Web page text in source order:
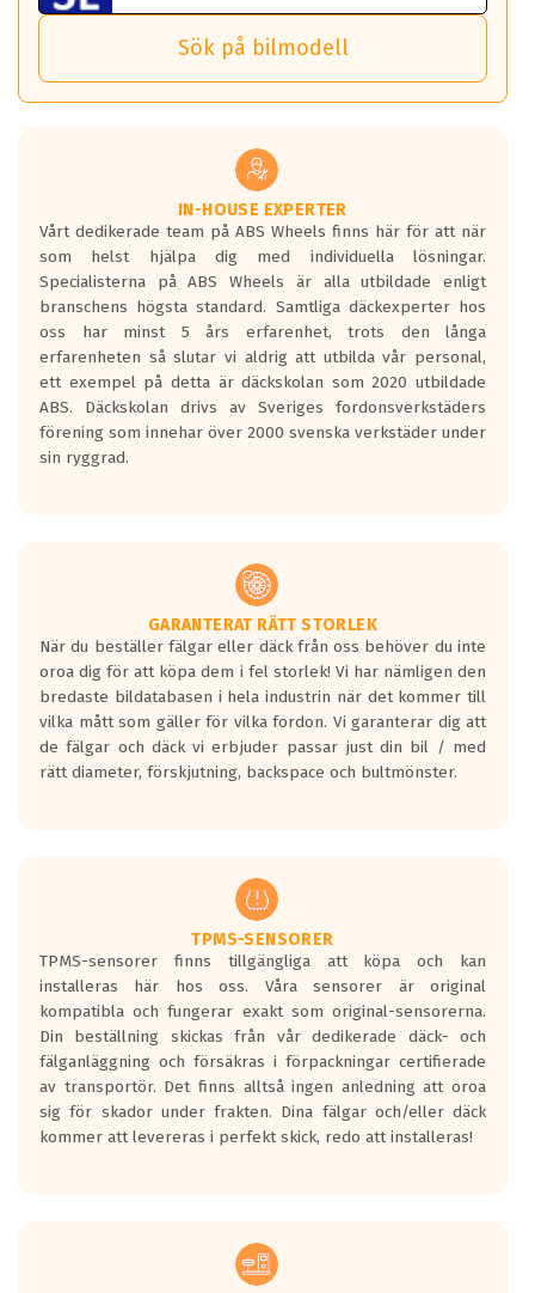
bränsleförbrukning än ett klass G däck.
Det betyder att om man kör 10,000 km,
så sparar man 50 liter bränsle med ett
vilken körstil du använder.
Våtgrepp egenskaper:
Betygsskalan är satt A till F. Där A påvisar
den kortaste bromssträckan och F är den
längsta.
Inga D eller G betyg delas ut för
personbilar och lätta lastbilar.
Betyget sätts efter ett test där däcken
skall bromsa in på en väg där det ligger
0.5-1.5 mm vatten.
I 80km/h kommer skillnaden på
Vid körning i över 50km/h brukar
rullmotståndets ljud överträffa
motorljudet.
På däckmärkningen kommer det finnas
en symbol av ett däck med vågar. Hög
bullernivå markeras med svarta vågor
medans de vita vågorna påvisar om det är
ett tyst däck.
regelverket som introduceras år 2016.
Ett däck med två svarta vågor är redan
godkända för år 2016 nya regelverk.
Ett däck med en svart våg kommer vara
minst tre decibel tystare än det
regelverk som börjar gälla 2016.
Sök på bilmodell
IN-HOUSE EXPERTER
Vårt dedikerade team på ABS Wheels finns här för att när
som helst hjälpa dig med individuella lösningar.
Specialisterna på ABS Wheels är alla utbildade enligt
branschens högsta standard. Samtliga däckexperter hos
oss har minst 5 års erfarenhet, trots den långa
erfarenheten så slutar vi aldrig att utbilda vår personal,
ett exempel på detta är däckskolan som 2020 utbildade
ABS. Däckskolan drivs av Sveriges fordonsverkstäders
förening som innehar över 2000 svenska verkstäder under
sin ryggrad.
GARANTERAT RÄTT STORLEK
När du beställer fälgar eller däck från oss behöver du inte
oroa dig för att köpa dem i fel storlek! Vi har nämligen den
bredaste bildatabasen i hela industrin när det kommer till
vilka mått som gäller för vilka fordon. Vi garanterar dig att
de fälgar och däck vi erbjuder passar just din bil / med
rätt diameter, förskjutning, backspace och bultmönster.
TPMS-SENSORER
TPMS-sensorer finns tillgängliga att köpa och kan
installeras här hos oss. Våra sensorer är original
kompatibla och fungerar exakt som original-sensorerna.
Din beställning skickas från vår dedikerade däck- och
fälganläggning och försäkras i förpackningar certifierade
av transportör. Det finns alltså ingen anledning att oroa
sig för skador under frakten. Dina fälgar och/eller däck
kommer att levereras i perfekt skick, redo att installeras!